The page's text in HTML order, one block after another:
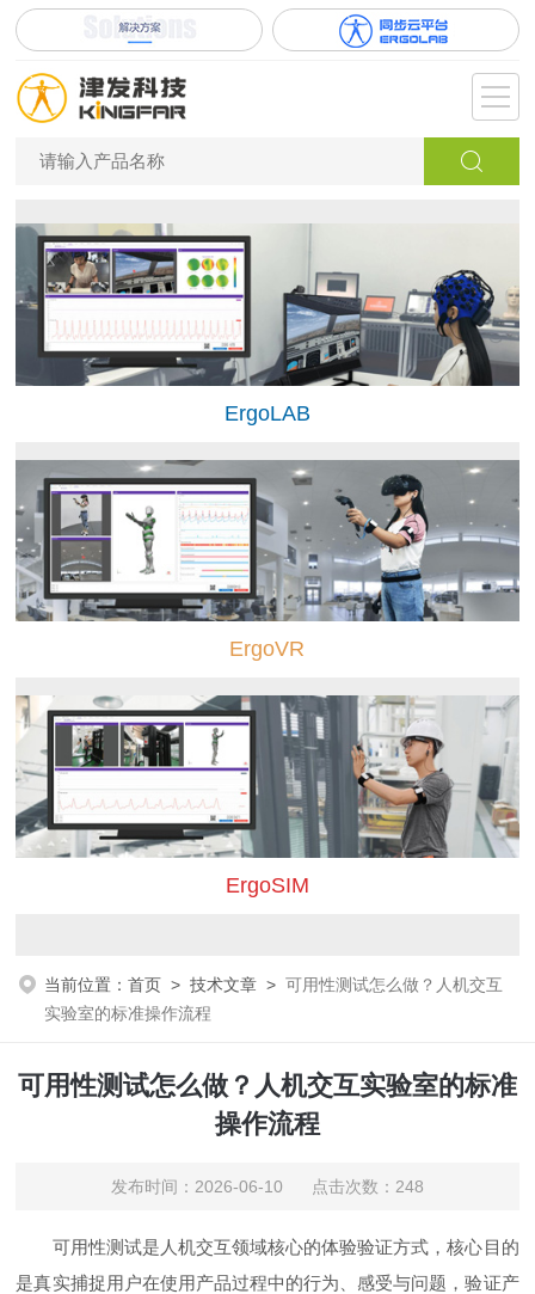
ErgoLAB
ErgoVR
ErgoSIM
当前位置：首页 >技术文章 >可用性测试怎么做？人机交互
实验室的标准操作流程
可用性测试怎么做？人机交互实验室的标准
操作流程
发布时间：2026-06-10 点击次数：248
可用性测试是人机交互领域核心的体验验证方式，核心目的
是真实捕捉用户在使用产品过程中的行为、感受与问题，验证产